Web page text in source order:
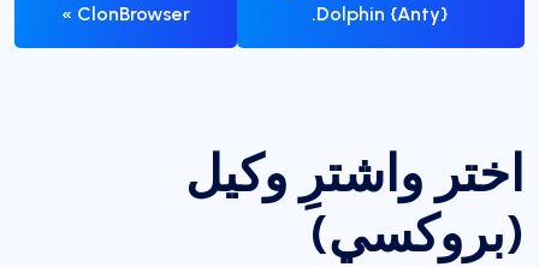
Dolphin {Anty}.
ClonBrowser »
اختر واشترِ وكيل
(بروكسي)